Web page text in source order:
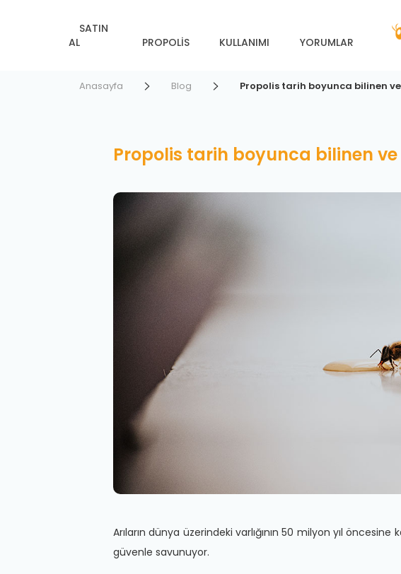
SATIN
AL
PROPOLIS KULLANIMI YORUMLAR
Anasayfa Blog Propolis tarih boyunca bilinen
Propolis tarih boyunca bilinen
Arıların dünya üzerindeki varlığının 50 milyon yıl
güvenle savunuyor.